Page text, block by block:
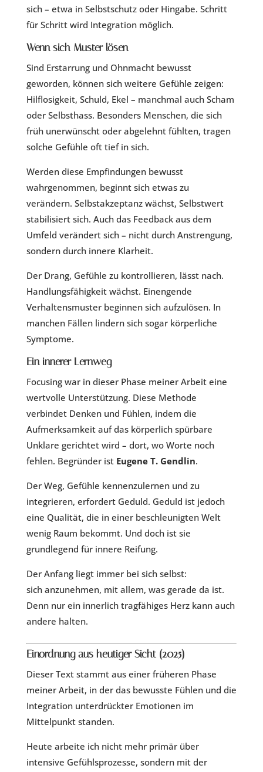
sich – etwa in Selbstschutz oder Hingabe. Schritt
für Schritt wird Integration möglich.
Wenn sich Muster lösen
Sind Erstarrung und Ohnmacht bewusst
geworden, können sich weitere Gefühle zeigen:
Hilflosigkeit, Schuld, Ekel – manchmal auch Scham
oder Selbsthass. Besonders Menschen, die sich
früh unerwünscht oder abgelehnt fühlten, tragen
solche Gefühle oft tief in sich.
Werden diese Empfindungen bewusst
wahrgenommen, beginnt sich etwas zu
verändern. Selbstakzeptanz wächst, Selbstwert
stabilisiert sich. Auch das Feedback aus dem
Umfeld verändert sich – nicht durch Anstrengung,
sondern durch innere Klarheit.
Der Drang, Gefühle zu kontrollieren, lässt nach.
Handlungsfähigkeit wächst. Einengende
Verhaltensmuster beginnen sich aufzulösen. In
manchen Fällen lindern sich sogar körperliche
Symptome.
Ein innerer Lernweg
Focusing war in dieser Phase meiner Arbeit eine
wertvolle Unterstützung. Diese Methode
verbindet Denken und Fühlen, indem die
Aufmerksamkeit auf das körperlich spürbare
Unklare gerichtet wird – dort, wo Worte noch
fehlen. Begründer ist Eugene T. Gendlin.
Der Weg, Gefühle kennenzulernen und zu
integrieren, erfordert Geduld. Geduld ist jedoch
eine Qualität, die in einer beschleunigten Welt
wenig Raum bekommt. Und doch ist sie
grundlegend für innere Reifung.
Der Anfang liegt immer bei sich selbst:
sich anzunehmen, mit allem, was gerade da ist.
Denn nur ein innerlich tragfähiges Herz kann auch
andere halten.
Einordnung aus heutiger Sicht (2025)
Dieser Text stammt aus einer früheren Phase
meiner Arbeit, in der das bewusste Fühlen und die
Integration unterdrückter Emotionen im
Mittelpunkt standen.
Heute arbeite ich nicht mehr primär über
intensive Gefühlsprozesse, sondern mit der